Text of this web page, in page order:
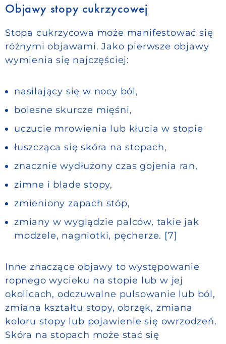
Objawy stopy cukrzycowej
Stopa cukrzycowa może manifestować się
różnymi objawami. Jako pierwsze objawy
wymienia się najczęściej:
nasilający się w nocy ból,
bolesne skurcze mięśni,
uczucie mrowienia lub kłucia w stopie
łuszcząca się skóra na stopach,
znacznie wydłużony czas gojenia ran,
zimne i blade stopy,
zmieniony zapach stóp,
zmiany w wyglądzie palców, takie jak
modzele, nagniotki, pęcherze. [7]
Inne znaczące objawy to występowanie
ropnego wycieku na stopie lub w jej
okolicach, odczuwalne pulsowanie lub ból,
zmiana kształtu stopy, obrzęk, zmiana
koloru stopy lub pojawienie się owrzodzeń.
Skóra na stopach może stać się